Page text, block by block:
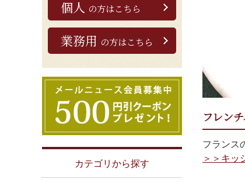
個人 の方はこちら
業務用 の方はこちら
カテゴリから探す
フレン
フランス
＞＞キッ